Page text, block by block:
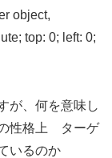
object,
top: 0; left: 0;
が、何を意味し
性格上 ターゲ
いるのか